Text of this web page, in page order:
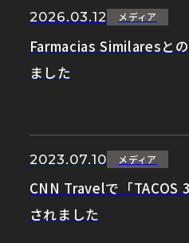
2026.03.12 メディア
Farmacias Similaresと
ました
2023.07.10 メディア
CNN Travelで「TACOS
されました